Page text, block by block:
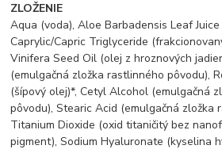
ZLOŽENIE
Aqua (voda), Aloe Barbadensis Leaf
Caprylic/Capric Triglyceride
Vinifera Seed Oil (olej z hroznových
(emulgačná zložka rastlinného pôvodu),
(šípový olej)*, Cetyl Alcohol (emulgačná
pôvodu), Stearic Acid (emulgačná zložka
Titanium Dioxide (oxid titaničitý bez
pigment), Sodium Hyaluronate (kyselina